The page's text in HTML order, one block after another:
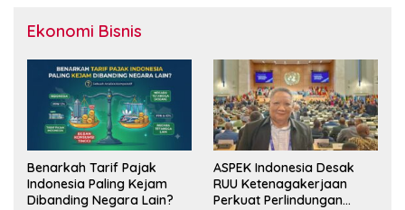
Ekonomi Bisnis
Benarkah Tarif Pajak
Indonesia Paling Kejam
Dibanding Negara Lain?
ASPEK Indonesia Desak
RUU Ketenagakerjaan
Perkuat Perlindungan